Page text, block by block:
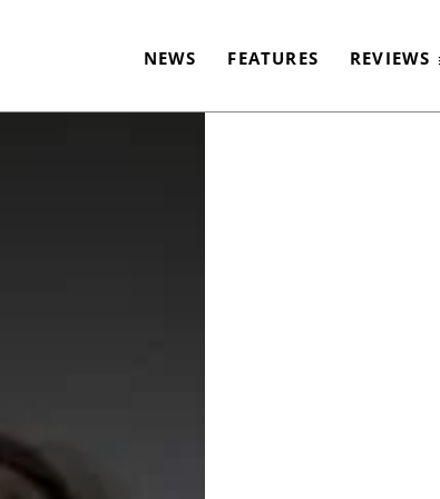
NEWS FEATURES REVIEWS
MATTHIAS JOST - 11. MÄRZ 2014